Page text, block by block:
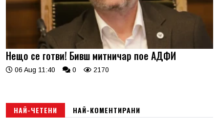
Нещо се готви! Бивш митничар пое АДФИ
06 Aug 11:40 0 2170
НАЙ-ЧЕТЕНИ НАЙ-КОМЕНТИРАНИ